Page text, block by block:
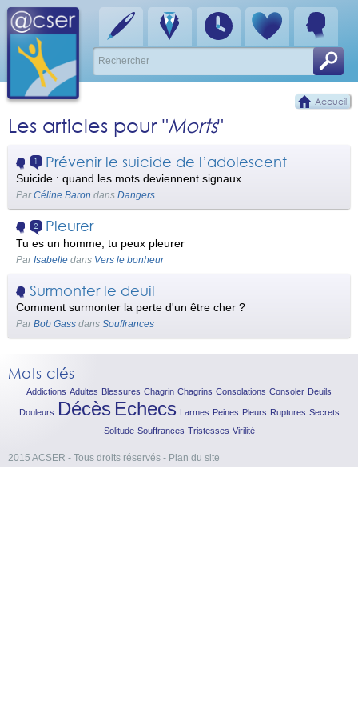
Accueil
Les articles pour "Morts"
1 Prévenir le suicide de l’adolescent
Suicide : quand les mots deviennent signaux
ParCéline Baron dans Dangers
2 Pleurer
Tu es un homme, tu peux pleurer
ParIsabelle dans Vers le bonheur
Surmonter le deuil
Comment surmonter la perte d'un être cher ?
ParBob Gass dans Souffrances
Mots-clés
Addictions Adultes Blessures Chagrin Chagrins Consolations Consoler Deuils
Douleurs Décès Echecs Larmes Peines Pleurs Ruptures Secrets
Solitude Souffrances Tristesses Virilité
2015 ACSER - Tous droits réservés - Plan du site